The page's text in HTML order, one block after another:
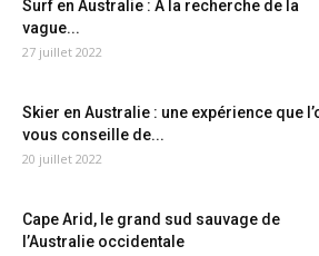
Surf en Australie : A la recherche de la
vague...
27 juillet 2022
Skier en Australie : une expérience que
vous conseille de...
20 juillet 2022
Cape Arid, le grand sud sauvage de
l’Australie occidentale